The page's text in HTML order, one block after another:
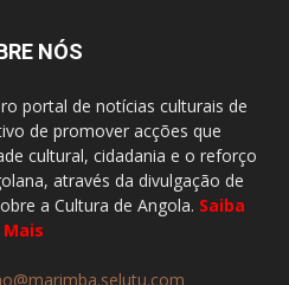
NÓS
portal de notícias culturais de
de promover acções que
cultural, cidadania e o reforço
através da divulgação de
a Cultura de Angola. Saiba
Mais